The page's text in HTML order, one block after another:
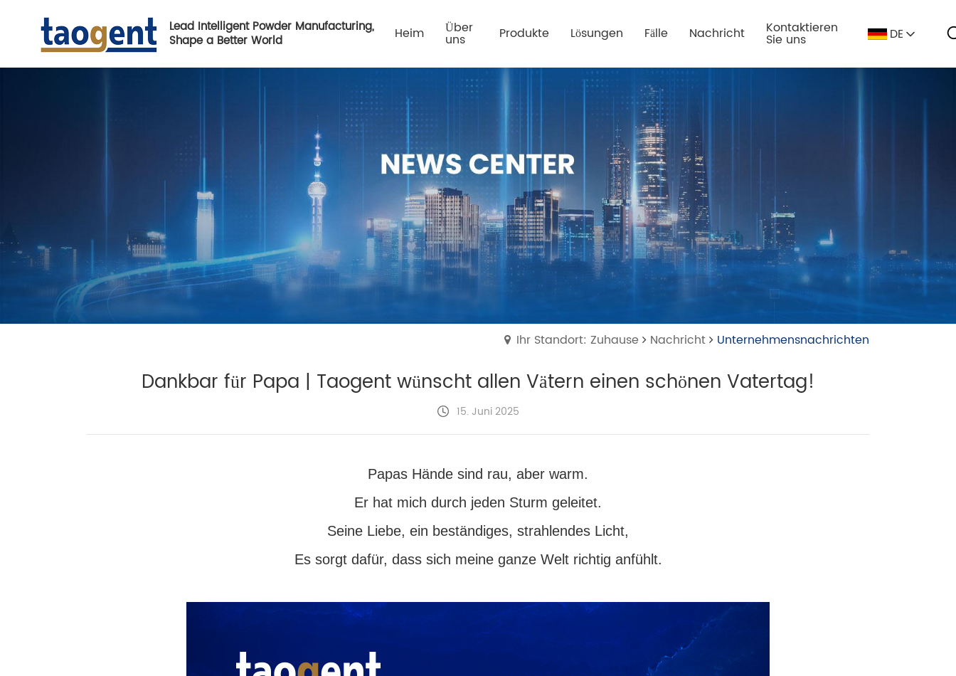
Lead Intelligent Powder Manufacturing,
Shape a Better World
Heim Über
uns Produkte Lösungen Fälle Nachricht Kontaktieren
Sie uns DE
Ihr Standort: Zuhause Nachricht Unternehmensnachrichten
Dankbar für Papa | Taogent wünscht allen Vätern einen schönen Vatertag!
15. Juni 2025
Papas Hände sind rau, aber warm.
Er hat mich durch jeden Sturm geleitet.
Seine Liebe, ein beständiges, strahlendes Licht,
Es sorgt dafür, dass sich meine ganze Welt richtig anfühlt.